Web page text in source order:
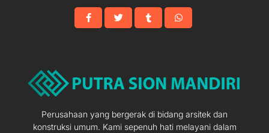
Perusahaan yang bergerak di bidang arsitek dan
konstruksi umum. Kami sepenuh hati melayani dalam